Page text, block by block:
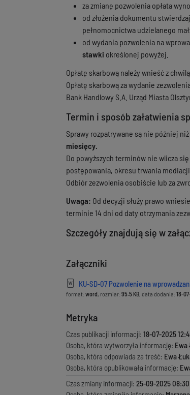
za zmianę pozwolenia opłata
od złożenia dokumentu
pełnomocnictwa udzielanego
od wydania pozwolenia na
stawki określonej powyżej.
Opłatę skarbową należy wnieść z
Opłatę skarbową za wydanie
Bank Handlowy S.A. Urząd Miasta
Termin i sposób załatwienia
Sprawy rozpatrywane są nie później niż
miesięcy.
Do powyższych terminów nie wlicza
postępowania, okresu trwania
Odbiór zezwolenia osobiście lub za
Uwaga: Od decyzji służy prawo
terminie 14 dni od daty otrzymania
Szczegóły znajdują się w
Załączniki
KU-SD-07 Pozwolenie na
format: word, rozmiar: 95.5 KB, data dodania: 18-
Metryka
Czas publikacji informacji: 18-07-2025
Osoba, która wytworzyła informację: Ewa
Osoba, która odpowiada za treść: Ewa
Osoba, która opublikowała informację:
Czas zmiany informacji: 25-09-2025